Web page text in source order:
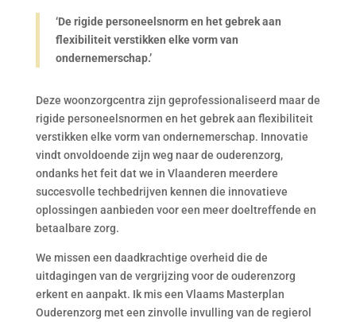
‘De rigide personeelsnorm en het gebrek aan
flexibiliteit verstikken elke vorm van
ondernemerschap.’
Deze woonzorgcentra zijn geprofessionaliseerd maar de
rigide personeelsnormen en het gebrek aan flexibiliteit
verstikken elke vorm van ondernemerschap. Innovatie
vindt onvoldoende zijn weg naar de ouderenzorg,
ondanks het feit dat we in Vlaanderen meerdere
succesvolle techbedrijven kennen die innovatieve
oplossingen aanbieden voor een meer doeltreffende en
betaalbare zorg.
We missen een daadkrachtige overheid die de
uitdagingen van de vergrijzing voor de ouderenzorg
erkent en aanpakt. Ik mis een Vlaams Masterplan
Ouderenzorg met een zinvolle invulling van de regierol